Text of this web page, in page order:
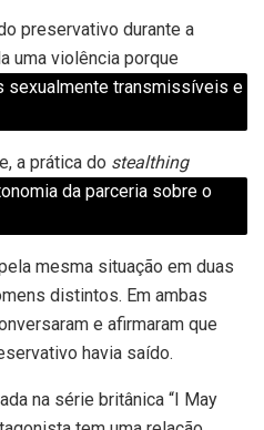
preservativo durante a
uma violência porque
sexualmente transmissíveis e
a prática do stealthing
da parceria sobre o
mesma situação em duas
distintos. Em ambas
e afirmaram que
havia saído.
na série britânica “I May